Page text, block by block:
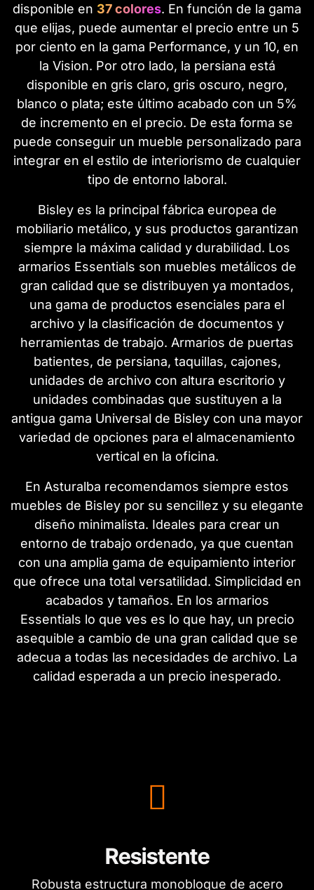
disponible en 37 colores. En función de la gama
que elijas, puede aumentar el precio entre un 5
por ciento en la gama Performance, y un 10, en
la Vision. Por otro lado, la persiana está
disponible en gris claro, gris oscuro, negro,
blanco o plata; este último acabado con un 5%
de incremento en el precio. De esta forma se
puede conseguir un mueble personalizado para
integrar en el estilo de interiorismo de cualquier
tipo de entorno laboral.
Bisley es la principal fábrica europea de
mobiliario metálico, y sus productos garantizan
siempre la máxima calidad y durabilidad. Los
armarios Essentials son muebles metálicos de
gran calidad que se distribuyen ya montados,
una gama de productos esenciales para el
archivo y la clasificación de documentos y
herramientas de trabajo. Armarios de puertas
batientes, de persiana, taquillas, cajones,
unidades de archivo con altura escritorio y
unidades combinadas que sustituyen a la
antigua gama Universal de Bisley con una mayor
variedad de opciones para el almacenamiento
vertical en la oficina.
En Asturalba recomendamos siempre estos
muebles de Bisley por su sencillez y su elegante
diseño minimalista. Ideales para crear un
entorno de trabajo ordenado, ya que cuentan
con una amplia gama de equipamiento interior
que ofrece una total versatilidad. Simplicidad en
acabados y tamaños. En los armarios
Essentials lo que ves es lo que hay, un precio
asequible a cambio de una gran calidad que se
adecua a todas las necesidades de archivo. La
calidad esperada a un precio inesperado.
Resistente
Robusta estructura monobloque de acero